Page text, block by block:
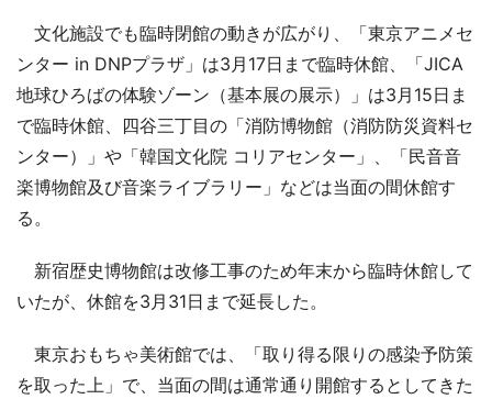
文化施設でも臨時閉館の動きが広がり、「東京アニメセ
ンター in DNPプラザ」は3月17日まで臨時休館、「JICA
地球ひろばの体験ゾーン（基本展の展示）」は3月15日ま
で臨時休館、四谷三丁目の「消防博物館（消防防災資料セ
ンター）」や「韓国文化院 コリアセンター」、「民音音
楽博物館及び音楽ライブラリー」などは当面の間休館す
る。
新宿歴史博物館は改修工事のため年末から臨時休館して
いたが、休館を3月31日まで延長した。
東京おもちゃ美術館では、「取り得る限りの感染予防策
を取った上」で、当面の間は通常通り開館するとしてきた